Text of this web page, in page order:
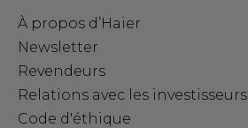
À propos d’Haier
Newsletter
Revendeurs
Relations avec les investisseurs
Code d'éthique